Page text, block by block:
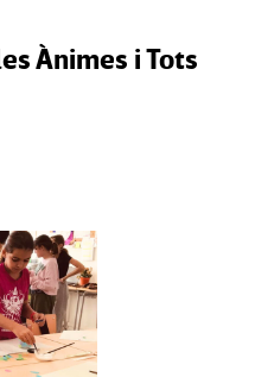
Ànimes i Tots